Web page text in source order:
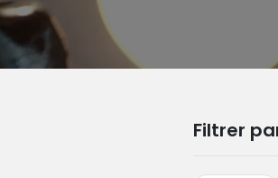
Filtrer